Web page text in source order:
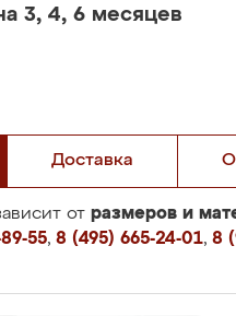
3, 4, 6 месяцев
Доставка
от размеров и
55, 8 (495) 665-24-01, 8